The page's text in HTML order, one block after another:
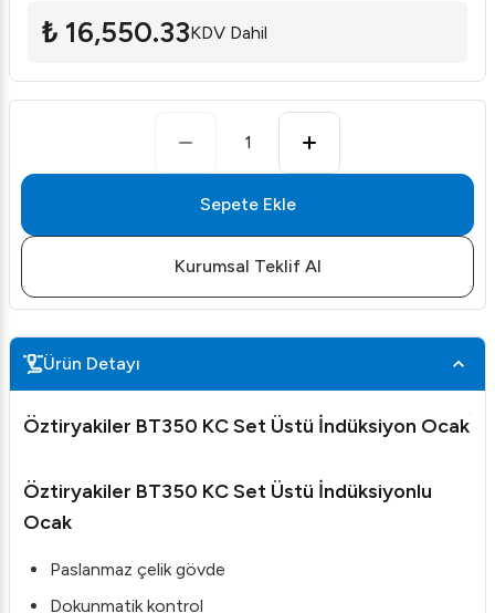
₺ 16,550.33KDV Dahil
1
Sepete Ekle
Kurumsal Teklif Al
Ürün Detayı
Öztiryakiler BT350 KC Set Üstü İndüksiyon Ocak
Öztiryakiler BT350 KC Set Üstü İndüksiyonlu
Ocak
Paslanmaz çelik gövde
Dokunmatik kontrol